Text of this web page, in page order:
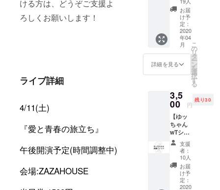
ける方は、どうぞご支援よ
ろしくお願いします！
ライブ詳細
4/11(土)
『愛と青春の旅立ち』
午後開演予定(時間調整中)
会場:ZAZAHOUSE
『愛と
青春の
旅立
ち』チ
ケット
もしく
は『愛
と青春
の旅立
ち』ラ
像が見
られる
限定
URL ※
ご登録
頂いた
メール
アドレ
スとの
やりと
りでチ
ケット
はライ
お届
け予
定：
2020
年04
月
詳細を見る
こ
の
リ
タ
ー
ン
を
選
択
す
る
3,5
00 円
残り30
【ゆッ
ちゃん
wTシャ
ツコー
ス】 ・
十九人
単独ラ
イブ
『愛と
青春の
支援
者：
10人
お届
け予
定：
2020